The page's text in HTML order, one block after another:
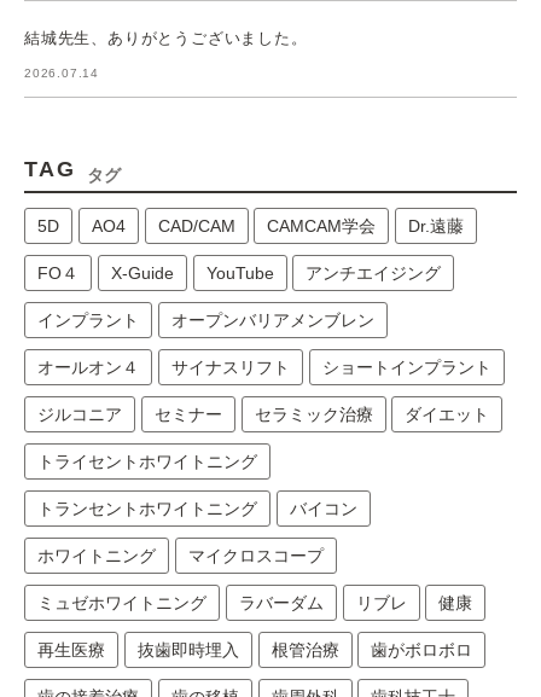
結城先生、ありがとうございました。
2026.07.14
TAG タグ
5D AO4 CAD/CAM CAMCAM学会 Dr.遠藤
FO４ X-Guide YouTube アンチエイジング
インプラント オープンバリアメンブレン
オールオン４ サイナスリフト ショートインプラント
ジルコニア セミナー セラミック治療 ダイエット
トライセントホワイトニング
トランセントホワイトニング バイコン
ホワイトニング マイクロスコープ
ミュゼホワイトニング ラバーダム リブレ 健康
再生医療 抜歯即時埋入 根管治療 歯がボロボロ